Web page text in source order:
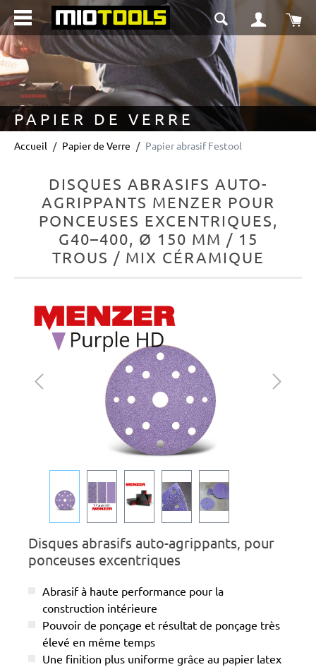
principal
PAPIER DE VERRE
Accueil Papier de Verre Papier abrasif Festool
DISQUES ABRASIFS AUTO-
AGRIPPANTS MENZER POUR
PONCEUSES EXCENTRIQUES,
G40–400, Ø 150 MM / 15
TROUS / MIX CÉRAMIQUE
Ignorer la galerie d'images
Disques abrasifs auto-agrippants, pour
ponceuses excentriques
Abrasif à haute performance pour la
construction intérieure
Pouvoir de ponçage et résultat de ponçage très
élevé en même temps
Une finition plus uniforme grâce au papier latex